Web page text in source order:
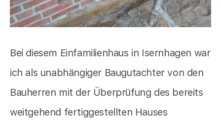
Bei diesem Einfamilienhaus in Isernhagen war
ich als unabhängiger Baugutachter von den
Bauherren mit der Überprüfung des bereits
weitgehend fertiggestellten Hauses